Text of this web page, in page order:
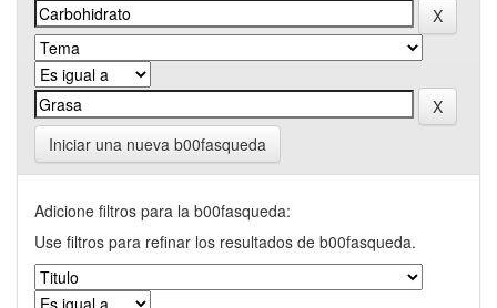
Iniciar una nueva b00fasqueda
Adicione filtros para la b00fasqueda:
Use filtros para refinar los resultados de b00fasqueda.